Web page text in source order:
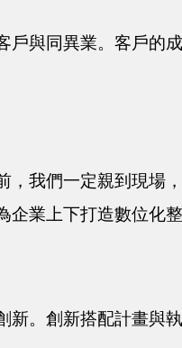
戶與同異業。客戶的
，我們一定親到現場
企業上下打造數位化整
新。創新搭配計畫與